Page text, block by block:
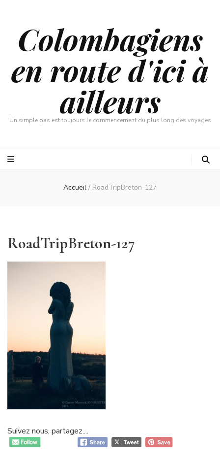
Colombagiens
en route d'ici à
ailleurs
Un simple pas est toujours le commencement du plus long des voyages
Accueil / RoadTripBreton-127
RoadTripBreton-127
Suivez nous, partagez....